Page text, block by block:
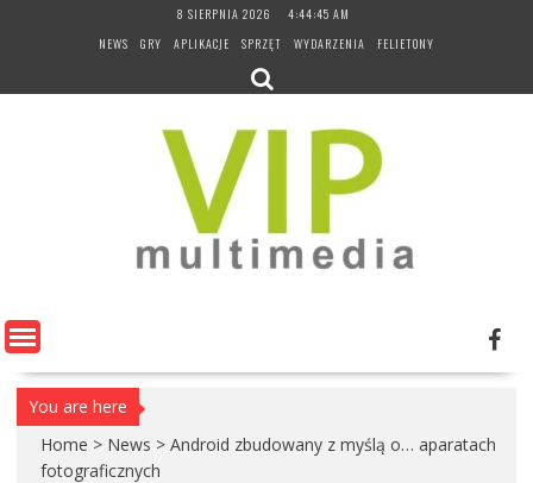
8 SIERPNIA 2026
4:44:45 AM
NEWS
GRY APLIKACJE SPRZĘT WYDARZENIA FELIETONY
You are here
Home > News > Android zbudowany z myślą o… aparatach
fotograficznych